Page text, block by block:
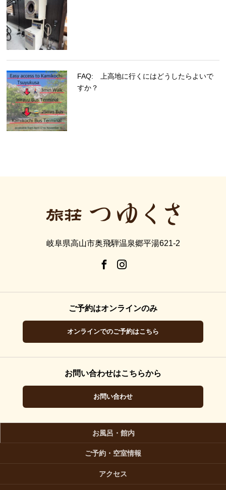
FAQ: 上高地に行くにはどうしたらよいで
すか？
岐阜県高山市奥飛騨温泉郷平湯621-2
ご予約はオンラインのみ
オンラインでのご予約はこちら
お問い合わせはこちらから
お問い合わせ
お風呂・館内
ご予約・空室情報
アクセス